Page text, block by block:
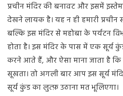
प्रचीन मंदिर की बनावट और इसमें
देखने लायक है। यह न ही हमारी प्रचीन
बल्कि इस मंदिर से महोबा के पर्यटन
होता है। इस मंदिर के पास में एक सूर्य
करने आते हैं, और ऐसा माना जाता है कि
सूखता। तो अगली बार आप इस सूर्य
सूर्य कुंड का लुत्फ़ उठाना मत भूलिएगा।